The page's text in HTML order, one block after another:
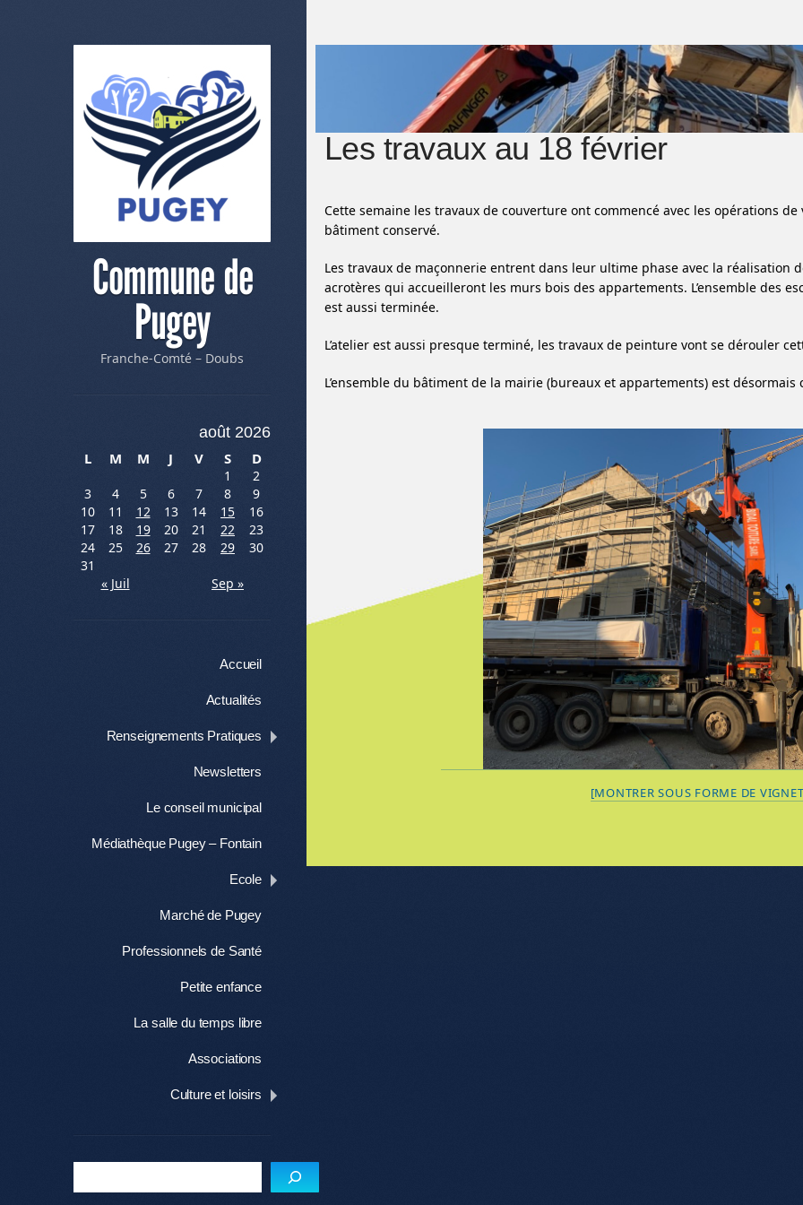
Commune de
Pugey
Franche-Comté – Doubs
août 2026
L
M M J V S D
1
2
3
4 5 6 7 8
9
10
11 12 13 14 15
16
17
18 19 20 21 22
23
24
25 26 27 28 29
30
31
« Juil
Sep »
Accueil
Actualités
Renseignements Pratiques
Newsletters
Le conseil municipal
Médiathèque Pugey – Fontain
Ecole
Marché de Pugey
Professionnels de Santé
Petite enfance
La salle du temps libre
Associations
Culture et loisirs
Les travaux au 18 février
Cette semaine les travaux de couverture ont commencé avec les opérations
bâtiment conservé.
Les travaux de maçonnerie entrent dans leur ultime phase avec la réalisation
acrotères qui accueilleront les murs bois des appartements. L’ensemble des
est aussi terminée.
L’atelier est aussi presque terminé, les travaux de peinture vont se dérouler
L’ensemble du bâtiment de la mairie (bureaux et appartements) est
[MONTRER SOUS FORME DE
Menu de l'article